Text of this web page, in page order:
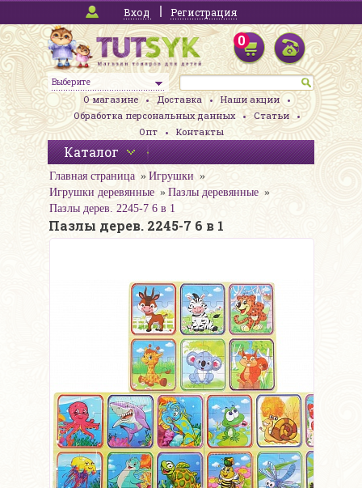
Вход Регистрация
Выберите
0
О магазине Доставка
Наши акции
Обработка персональных данных
Статьи
Опт
Контакты
Каталог
Главная страница
Игрушки
Игрушки деревянные
Пазлы деревянные
Пазлы дерев. 2245-7 6 в 1
Пазлы дерев. 2245-7 6 в 1